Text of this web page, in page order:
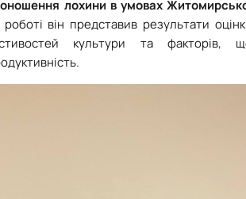
лохини в умовах
він представив результати
культури та факторів,